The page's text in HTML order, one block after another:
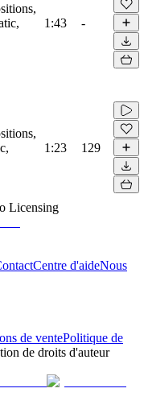
1:43 -
1:23 129
Licensing
Centre d'aideNous
de ventePolitique de
de droits d'auteur